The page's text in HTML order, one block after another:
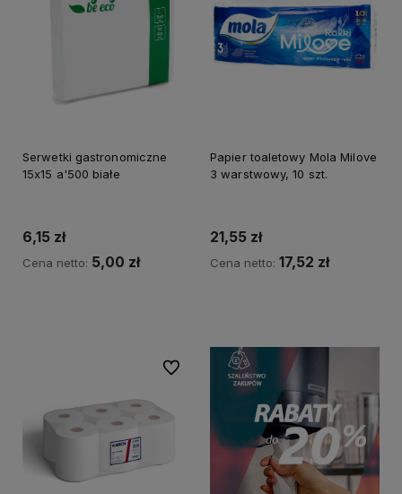
Serwetki gastronomiczne
15x15 a'500 białe
6,15 zł
Cena netto: 5,00 zł
Papier toaletowy Mola Milove
3 warstwowy, 10 szt.
21,55 zł
Cena netto: 17,52 zł
Do ulubionych